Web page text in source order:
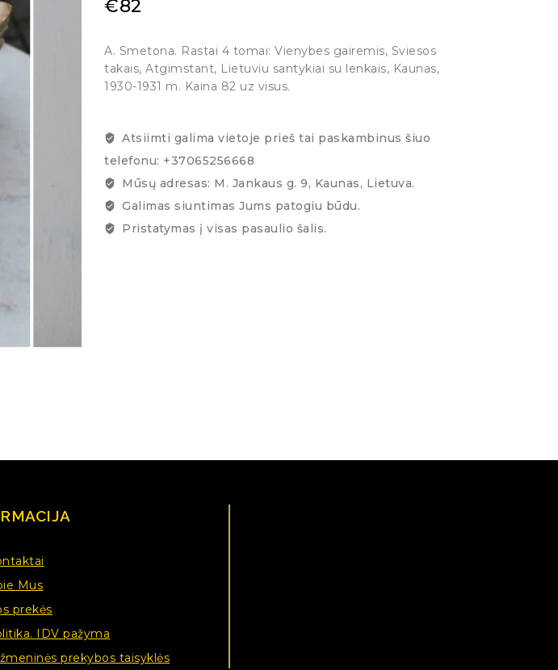
€82
A. Smetona. Rastai 4 tomai: Vienybes gairemis, Sviesos
takais, Atgimstant, Lietuviu santykiai su lenkais, Kaunas,
1930-1931 m. Kaina 82 uz visus.
Atsiimti galima vietoje prieš tai paskambinus šiuo
telefonu: +37065256668
Mūsų adresas: M. Jankaus g. 9, Kaunas, Lietuva.
Galimas siuntimas Jums patogiu būdu.
Pristatymas į visas pasaulio šalis.
Mus
prekės
IDV pažyma
prekybos taisyklės